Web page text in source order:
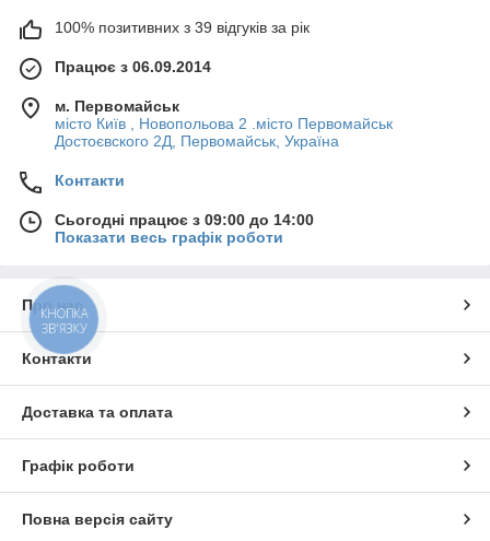
100% позитивних з 39 відгуків за рік
Працює з 06.09.2014
м. Первомайськ
місто Київ , Новопольова 2 .місто Первомайськ
Достоєвского 2Д, Первомайськ, Україна
Контакти
Сьогодні працює з 09:00 до 14:00
Показати весь графік роботи
Про нас
Контакти
Доставка та оплата
Графік роботи
Повна версія сайту
КНОПКА
ЗВ'ЯЗКУ